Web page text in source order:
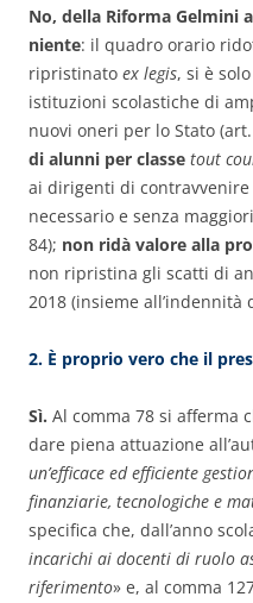
No, della Riforma Gelmini
niente: il quadro orario
ripristinato ex legis, si è
istituzioni scolastiche di
nuovi oneri per lo Stato (art.
di alunni per classe tout
ai dirigenti di
necessario e senza
84); non ridà valore alla
non ripristina gli scatti di
2018 (insieme all’indennità
2. È proprio vero che il
Sì. Al comma 78 si afferma
dare piena attuazione
un’efficace ed efficiente
finanziarie, tecnologiche e
specifica che, dall’anno
incarichi ai docenti di ruolo
riferimento» e, al comma